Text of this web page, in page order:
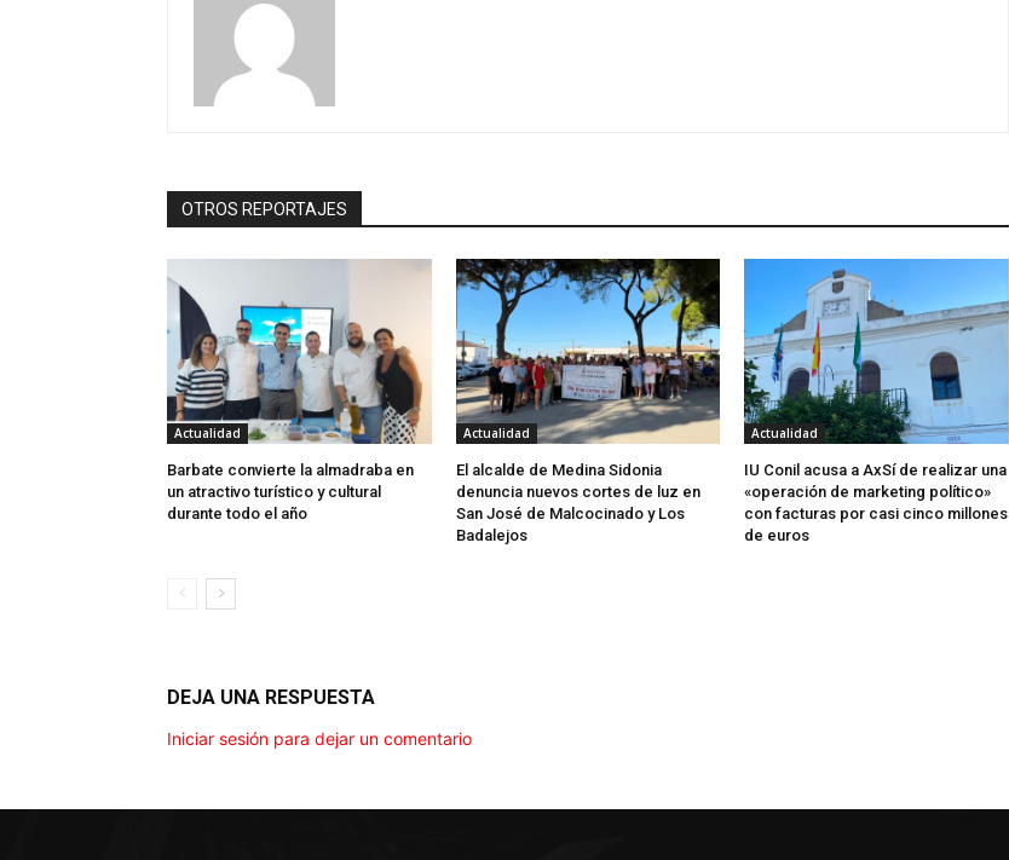
OTROS REPORTAJES
Actualidad
Barbate convierte la almadraba en
un atractivo turístico y cultural
durante todo el año
Actualidad
El alcalde de Medina Sidonia
denuncia nuevos cortes de luz en
San José de Malcocinado y Los
Badalejos
Actualidad
IU Conil acusa a AxSí de realizar una
«operación de marketing político»
con facturas por casi cinco millones
de euros
DEJA UNA RESPUESTA
Iniciar sesión para dejar un comentario